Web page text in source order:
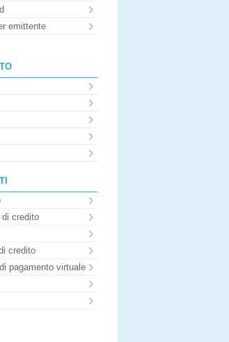
emittente
di credito
credito
pagamento virtuale